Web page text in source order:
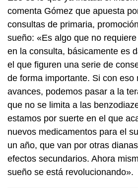
comenta Gómez que apuesta
consultas de primaria,
sueño: «Es algo que no
en la consulta, básicamente es
el que figuren una serie de
de forma importante. Si con eso
avances, podemos pasar a la
que no se limita a las
estamos por suerte en el que
nuevos medicamentos para el
un año, que van por otras
efectos secundarios. Ahora
sueño se está revolucionando».